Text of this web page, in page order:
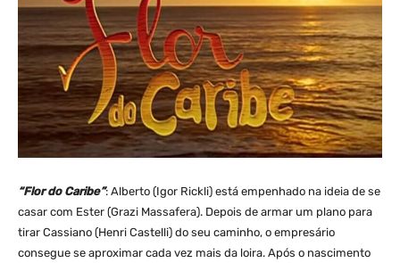
“Flor do Caribe”: Alberto (Igor Rickli) está empenhado na ideia de se
casar com Ester (Grazi Massafera). Depois de armar um plano para
tirar Cassiano (Henri Castelli) do seu caminho, o empresário
consegue se aproximar cada vez mais da loira. Após o nascimento